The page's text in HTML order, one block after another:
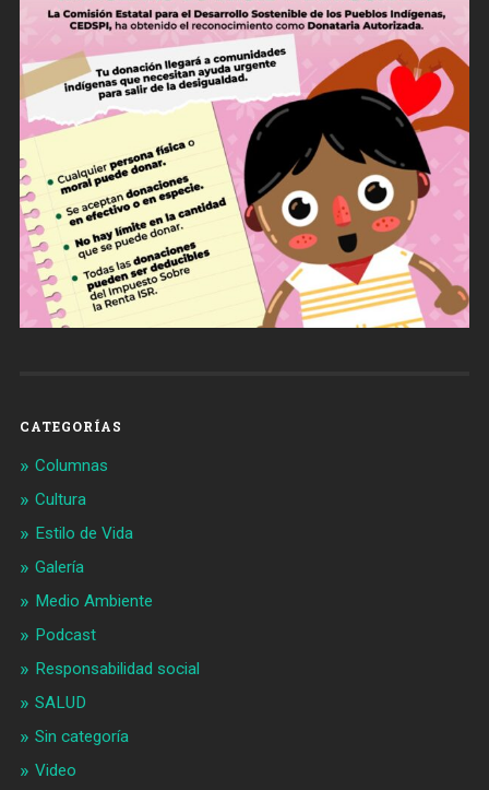
CATEGORÍAS
Columnas
Cultura
Estilo de Vida
Galería
Medio Ambiente
Podcast
Responsabilidad social
SALUD
Sin categoría
Video